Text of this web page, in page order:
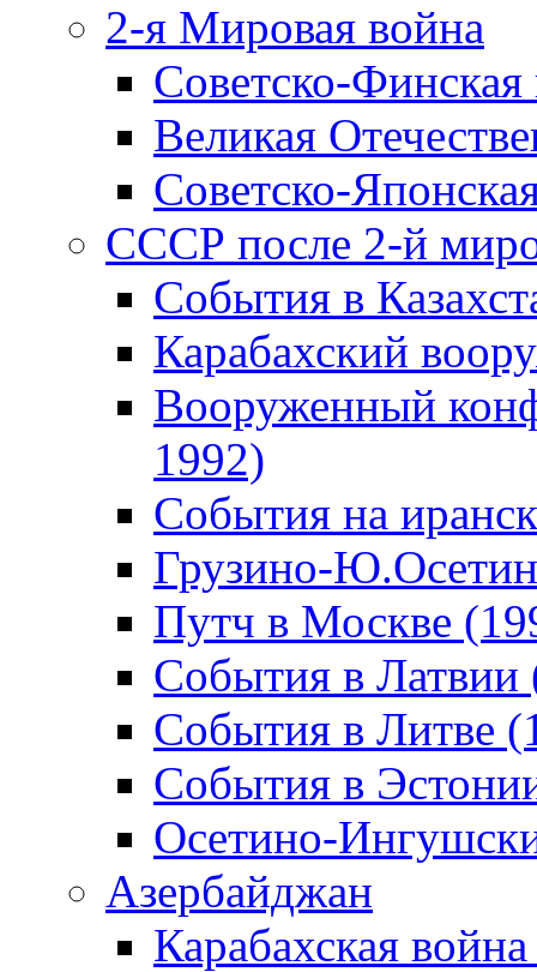
2-я Мировая война
Советско-
Великая
Советско-
СССР после 2-й
События в
Карабахский
Вооруженный
1992)
События на
Грузино-
Путч в Москве
События в Латвии
События в Литве
События в
Осетино-
Азербайджан
Карабахская